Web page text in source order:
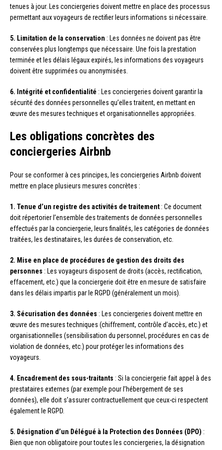
tenues à jour. Les conciergeries doivent mettre en place des processus
permettant aux voyageurs de rectifier leurs informations si nécessaire.
5. Limitation de la conservation : Les données ne doivent pas être
conservées plus longtemps que nécessaire. Une fois la prestation
terminée et les délais légaux expirés, les informations des voyageurs
doivent être supprimées ou anonymisées.
6. Intégrité et confidentialité : Les conciergeries doivent garantir la
sécurité des données personnelles qu’elles traitent, en mettant en
œuvre des mesures techniques et organisationnelles appropriées.
Les obligations concrètes des
conciergeries Airbnb
Pour se conformer à ces principes, les conciergeries Airbnb doivent
mettre en place plusieurs mesures concrètes :
1. Tenue d’un registre des activités de traitement : Ce document
doit répertorier l’ensemble des traitements de données personnelles
effectués par la conciergerie, leurs finalités, les catégories de données
traitées, les destinataires, les durées de conservation, etc.
2. Mise en place de procédures de gestion des droits des
personnes : Les voyageurs disposent de droits (accès, rectification,
effacement, etc.) que la conciergerie doit être en mesure de satisfaire
dans les délais impartis par le RGPD (généralement un mois).
3. Sécurisation des données : Les conciergeries doivent mettre en
œuvre des mesures techniques (chiffrement, contrôle d’accès, etc.) et
organisationnelles (sensibilisation du personnel, procédures en cas de
violation de données, etc.) pour protéger les informations des
voyageurs.
4. Encadrement des sous-traitants : Si la conciergerie fait appel à des
prestataires externes (par exemple pour l’hébergement de ses
données), elle doit s’assurer contractuellement que ceux-ci respectent
également le RGPD.
5. Désignation d’un Délégué à la Protection des Données (DPO) :
Bien que non obligatoire pour toutes les conciergeries, la désignation